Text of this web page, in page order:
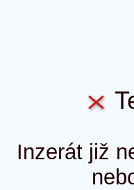
Inzerát již